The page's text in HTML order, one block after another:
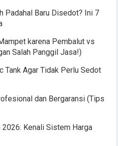
Padahal Baru Disedot? Ini 7
karena Pembalut vs
Salah Panggil Jasa!)
Tank Agar Tidak Perlu Sedot
dan Bergaransi (Tips
2026: Kenali Sistem Harga